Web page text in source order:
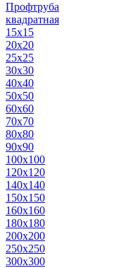
Профтруба
квадратная
15х15
20х20
25х25
30х30
40х40
50х50
60х60
70х70
80х80
90х90
100х100
120х120
140х140
150х150
160х160
180х180
200х200
250х250
300х300